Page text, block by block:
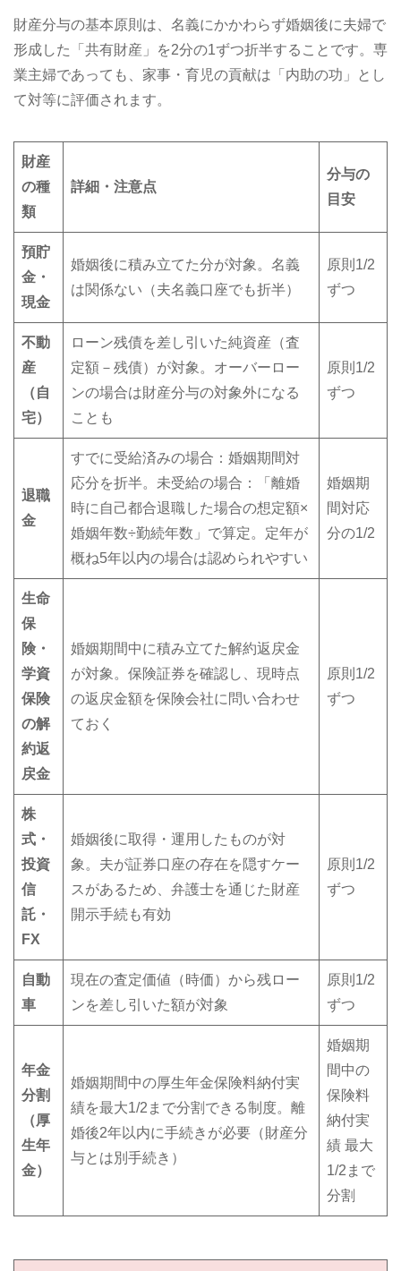
財産分与の基本原則は、名義にかかわらず婚姻後に夫婦で
形成した「共有財産」を2分の1ずつ折半することです。専
業主婦であっても、家事・育児の貢献は「内助の功」とし
て対等に評価されます。
財産
の種
類
詳細・注意点
分与の
目安
預貯
金・
現金
婚姻後に積み立てた分が対象。名義
は関係ない（夫名義口座でも折半）
原則1/2
ずつ
不動
産
（自
宅）
ローン残債を差し引いた純資産（査
定額－残債）が対象。オーバーロー
ンの場合は財産分与の対象外になる
ことも
原則1/2
ずつ
退職
金
すでに受給済みの場合：婚姻期間対
応分を折半。未受給の場合：「離婚
時に自己都合退職した場合の想定額×
婚姻年数÷勤続年数」で算定。定年が
概ね5年以内の場合は認められやすい
婚姻期
間対応
分の1/2
生命
保
険・
学資
保険
の解
約返
戻金
婚姻期間中に積み立てた解約返戻金
が対象。保険証券を確認し、現時点
の返戻金額を保険会社に問い合わせ
ておく
原則1/2
ずつ
株
式・
投資
信
託・
FX
婚姻後に取得・運用したものが対
象。夫が証券口座の存在を隠すケー
スがあるため、弁護士を通じた財産
開示手続も有効
原則1/2
ずつ
自動
車
現在の査定価値（時価）から残ロー
ンを差し引いた額が対象
原則1/2
ずつ
年金
分割
（厚
生年
金）
婚姻期間中の厚生年金保険料納付実
績を最大1/2まで分割できる制度。離
婚後2年以内に手続きが必要（財産分
与とは別手続き）
婚姻期
間中の
保険料
納付実
績 最大
1/2まで
分割